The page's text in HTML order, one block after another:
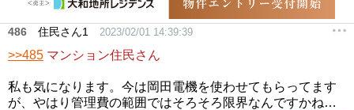
486 住民さん1 2023/02/01 14:39:39
>>485 マンション住民さん
私も気になります。今は岡田電機を使わせてもらってます
が、やはり管理費の範囲ではそろそろ限界なんですかね…